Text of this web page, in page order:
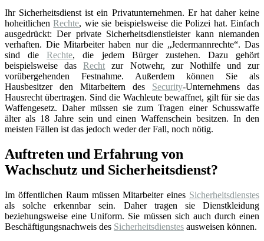
Ihr Sicherheitsdienst ist ein Privatunternehmen. Er hat daher keine
hoheitlichenRechte, wie sie beispielsweise die Polizei hat. Einfach
ausgedrückt: Der private Sicherheitsdienstleister kann niemanden
verhaften. Die Mitarbeiter haben nur die „Jedermannrechte“. Das
sind dieRechte, die jedem Bürger zustehen. Dazu gehört
beispielsweise dasRecht zur Notwehr, zur Nothilfe und zur
vorübergehenden Festnahme. Außerdem können Sie als
Hausbesitzer den Mitarbeitern des Security-Unternehmens das
Hausrecht übertragen. Sind die Wachleute bewaffnet, gilt für sie das
Waffengesetz. Daher müssen sie zum Tragen einer Schusswaffe
älter als 18 Jahre sein und einen Waffenschein besitzen. In den
meisten Fällen ist das jedoch weder der Fall, noch nötig.
Auftreten und Erfahrung von
Wachschutz und Sicherheitsdienst?
Im öffentlichen Raum müssen Mitarbeiter eines Sicherheitsdienstes
als solche erkennbar sein. Daher tragen sie Dienstkleidung
beziehungsweise eine Uniform. Sie müssen sich auch durch einen
Beschäftigungsnachweis des Sicherheitsdienstes ausweisen können.